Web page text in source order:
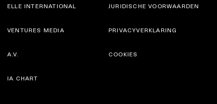
ELLE INTERNATIONAL
VENTURES MEDIA
JURIDISCHE VOORWAARDEN
PRIVACYVERKLARING
A.V.
IA CHART
COOKIES